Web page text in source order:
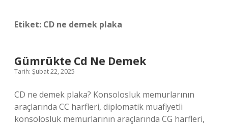
Etiket: CD ne demek plaka
Gümrükte Cd Ne Demek
Tarih: Şubat 22, 2025
CD ne demek plaka? Konsolosluk memurlarının
araçlarında CC harfleri, diplomatik muafiyetli
konsolosluk memurlarının araçlarında CG harfleri,